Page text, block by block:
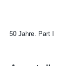
50 Jahre. Part I